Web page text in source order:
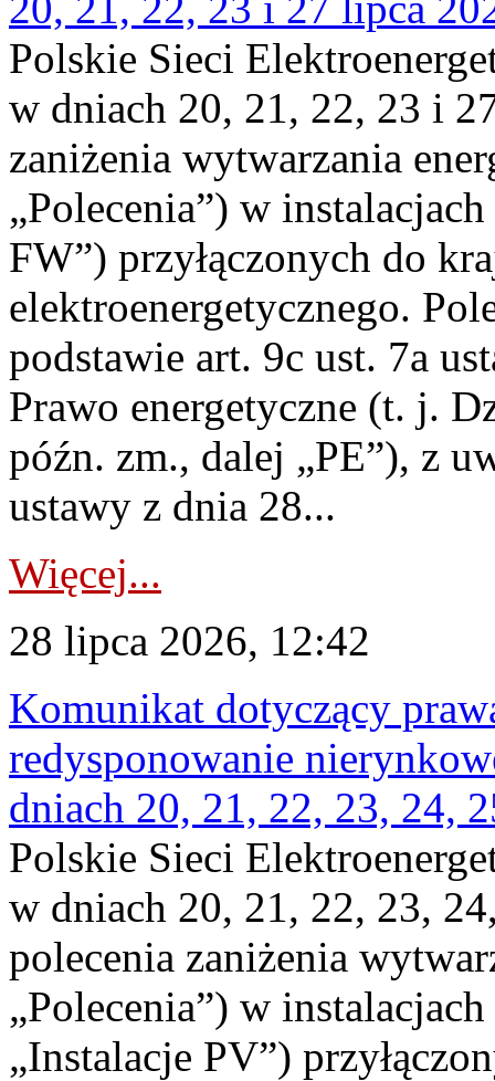
Polskie Sieci
w dniach 20, 21, 22, 23 i
zaniżenia wytwarzania
„Polecenia”) w
FW”) przyłączonych do
elektroenergetycznego.
podstawie art. 9c ust. 7a
Prawo energetyczne (t. j.
późn. zm., dalej „PE”), z
ustawy z dnia 28...
Więcej...
28 lipca 2026, 12:42
Komunikat dotyczący
redysponowanie
dniach 20, 21, 22, 23, 24,
Polskie Sieci
w dniach 20, 21, 22, 23,
polecenia zaniżenia
„Polecenia”) w
„Instalacje PV”)